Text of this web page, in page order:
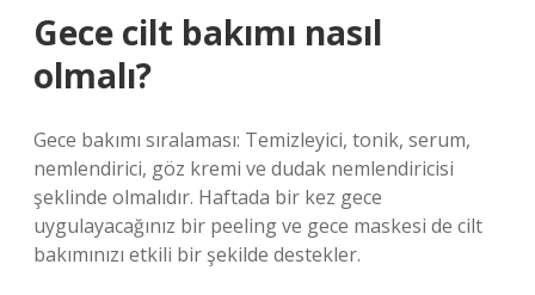
Gece cilt bakımı nasıl
olmalı?
Gece bakımı sıralaması: Temizleyici, tonik, serum,
nemlendirici, göz kremi ve dudak nemlendiricisi
şeklinde olmalıdır. Haftada bir kez gece
uygulayacağınız bir peeling ve gece maskesi de cilt
bakımınızı etkili bir şekilde destekler.